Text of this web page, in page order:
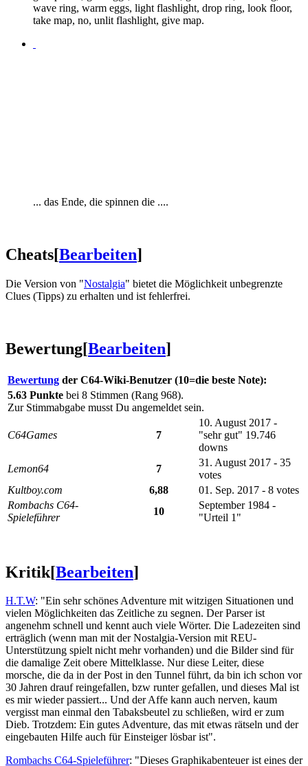
wave ring, warm eggs, light flashlight, drop ring, look floor,
take map, no, unlit flashlight, give map.
... das Ende, die spinnen die ....
Cheats[Bearbeiten]
Die Version von "Nostalgia" bietet die Möglichkeit unbegrenzte
Clues (Tipps) zu erhalten und ist fehlerfrei.
Bewertung[Bearbeiten]
Bewertung der C64-Wiki-Benutzer (10=die beste Note):
5.63 Punkte bei 8 Stimmen (Rang 968).
Zur Stimmabgabe musst Du angemeldet sein.
C64Games 7
10. August 2017 -
"sehr gut" 19.746
downs
Lemon64
7
31. August 2017 - 35
votes
Kultboy.com
6,88
01. Sep. 2017 - 8 votes
Rombachs C64-
Spieleführer
10
September 1984 -
"Urteil 1"
Kritik[Bearbeiten]
H.T.W: "Ein sehr schönes Adventure mit witzigen Situationen und
vielen Möglichkeiten das Zeitliche zu segnen. Der Parser ist
angenehm schnell und kennt auch viele Wörter. Die Ladezeiten sind
erträglich (wenn man mit der Nostalgia-Version mit REU-
Unterstützung spielt nicht mehr vorhanden) und die Bilder sind für
die damalige Zeit obere Mittelklasse. Nur diese Leiter, diese
morsche, die da in der Post in den Tunnel führt, da bin ich schon vor
30 Jahren drauf reingefallen, bzw runter gefallen, und dieses Mal ist
es mir wieder passiert... Und der Affe kann auch nerven, kaum
vergisst man einmal den Tabaksbeutel zu schließen, wird er zum
Dieb. Trotzdem: Ein gutes Adventure, das mit etwas rätseln und der
eingebauten Hilfe auch für Einsteiger lösbar ist".
Rombachs C64-Spieleführer: "Dieses Graphikabenteuer ist eines der